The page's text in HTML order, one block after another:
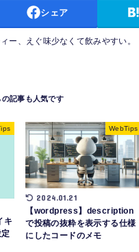
シェア
ー、えぐ味少なくて飲みやすい。
キ
WebTips
2024.01.21
【wordpress】description
で投稿の抜粋を表示する仕様
にしたコードのメモ